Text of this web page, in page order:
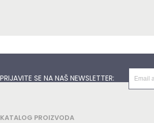
PRIJAVITE SE NA NAŠ NEWSLETTER:
KATALOG PROIZVODA